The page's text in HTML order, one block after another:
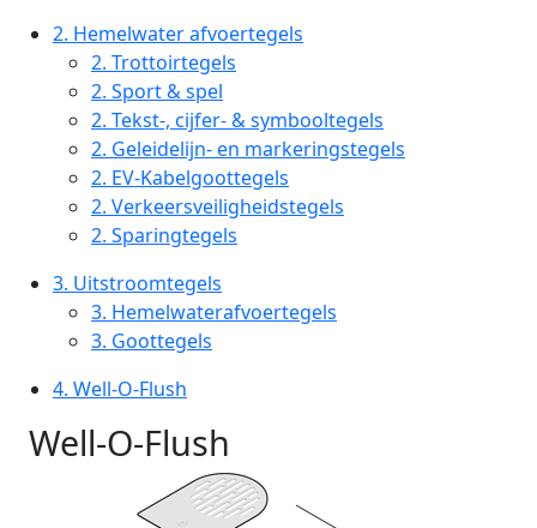
2. Hemelwater afvoertegels
2. Trottoirtegels
2. Sport & spel
2. Tekst-, cijfer- & symbooltegels
2. Geleidelijn- en markeringstegels
2. EV-Kabelgoottegels
2. Verkeersveiligheidstegels
2. Sparingtegels
3. Uitstroomtegels
3. Hemelwaterafvoertegels
3. Goottegels
4. Well-O-Flush
Well-O-Flush